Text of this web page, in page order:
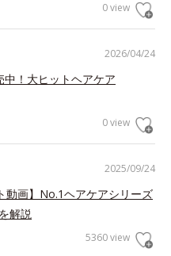
0 view
2026/04/24
中！大ヒットヘアケア
0 view
2025/09/24
動画】No.1ヘアケアシリーズ
解説
5360 view